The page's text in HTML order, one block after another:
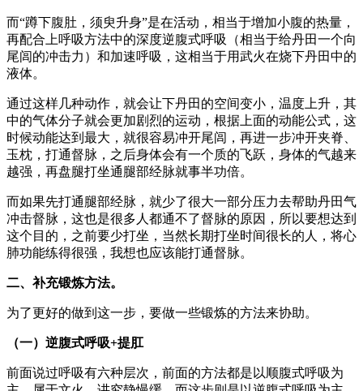
而“蹲下腹肚，须臾升身”是在活动，相当于增加小腹的热量，
再配合上呼吸方法中的深度逆腹式呼吸（相当于给丹田一个向
尾闾的冲击力）和加速呼吸，这相当于用武火在烧下丹田中的
液体。
通过这样几种动作，就会让下丹田的空间变小，温度上升，其
中的气体分子就会更加剧烈的运动，根据上面的动能公式，这
时候动能达到最大，就很容易冲开尾闾，再进一步冲开夹脊、
玉枕，打通督脉，之后身体会有一个质的飞跃，身体的气越来
越强，再盘腿打坐通腿部经脉就事半功倍。
而如果先打通腿部经脉，就少了很大一部分压力去帮助丹田气
冲击督脉，这也是很多人都通不了督脉的原因，所以要想达到
这个目的，之前要少打坐，当然长期打坐时间很长的人，将心
肺功能练得很强，我想也应该能打通督脉。
二、补充锻炼方法。
为了更好的做到这一步，要做一些锻炼的方法来协助。
（一）逆腹式呼吸+提肛
前面说过呼吸有六种层次，前面的方法都是以顺腹式呼吸为